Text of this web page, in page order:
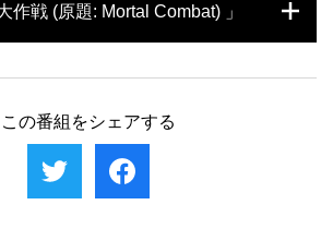
が見せる血沸き肉躍るバトルからは、片時た
カの大地やオーストラリアの海岸、フランス
の空、田園地方から大都会まで世界中のあら
食物連鎖の頂点に立つ捕食者同士が競い合
う。命懸けの戦いにルールなど存在しない。
な場所で、高い凶暴性を持つ動物たちが対決
する。群れを率いるボスの座を賭け、闘牛た
とカナダオオヤマネコは縄張りをめぐり必死
に闘う。また、ソノラ砂漠では肉食の野ネズ
ミが世界最大種のムカデと食うか食われるか
の激闘を繰り広げる。時に宙を舞い、戦略を
作戦 (原題: Mortal Combat) 」
は、カバの子供を狙って無謀にも群れの中心
きるだろうか？シロサイ対アフリカスイギュ
ウ、ハイイログマ対ピューマの体重無差別バ
この番組をシェアする